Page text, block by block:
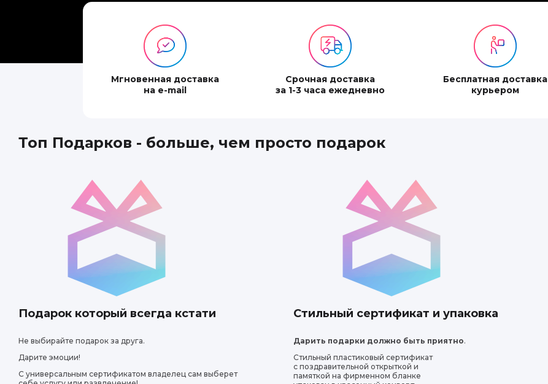
Мгновенная доставка
на e-mail
Срочная доставка
за 1-3 часа ежедневно
Бесплатная доставка
курьером
Топ Подарков - больше, чем просто подарок
Подарок который всегда кстати
Не выбирайте подарок за друга.
Дарите эмоции!
С универсальным сертификатом владелец сам выберет
Стильный сертификат и упаковка
Дарить подарки должно быть приятно.
Стильный пластиковый сертификат
с поздравительной открыткой и
памяткой на фирменном бланке